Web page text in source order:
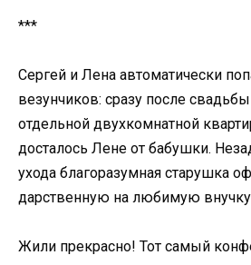
***
Сергей и Лена автоматически
везунчиков: сразу после
отдельной двухкомнатной
досталось Лене от бабушки.
ухода благоразумная старушка
дарственную на любимую
Жили прекрасно! Тот самый